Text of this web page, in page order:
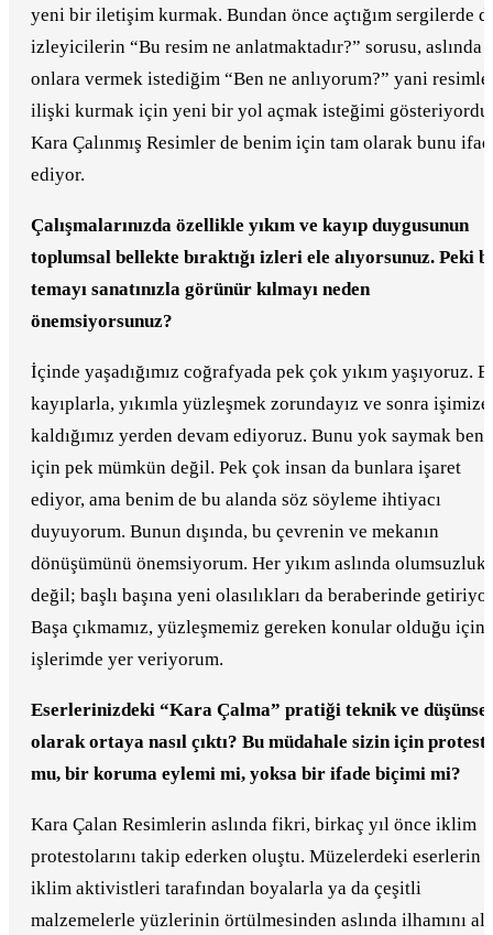
yeni bir iletişim kurmak. Bundan önce açtığım sergilerde
izleyicilerin “Bu resim ne anlatmaktadır?” sorusu, aslında
onlara vermek istediğim “Ben ne anlıyorum?” yani resimle
ilişki kurmak için yeni bir yol açmak isteğimi gösteriyordu.
Kara Çalınmış Resimler de benim için tam olarak bunu
ediyor.
Çalışmalarınızda özellikle yıkım ve kayıp duygusunun
toplumsal bellekte bıraktığı izleri ele alıyorsunuz. Peki
temayı sanatınızla görünür kılmayı neden
önemsiyorsunuz?
İçinde yaşadığımız coğrafyada pek çok yıkım yaşıyoruz.
kayıplarla, yıkımla yüzleşmek zorundayız ve sonra işimize
kaldığımız yerden devam ediyoruz. Bunu yok saymak
için pek mümkün değil. Pek çok insan da bunlara işaret
ediyor, ama benim de bu alanda söz söyleme ihtiyacı
duyuyorum. Bunun dışında, bu çevrenin ve mekanın
dönüşümünü önemsiyorum. Her yıkım aslında olumsuzluk
değil; başlı başına yeni olasılıkları da beraberinde
Başa çıkmamız, yüzleşmemiz gereken konular olduğu için
işlerimde yer veriyorum.
Eserlerinizdeki “Kara Çalma” pratiği teknik ve düşünsel
olarak ortaya nasıl çıktı? Bu müdahale sizin için
mu, bir koruma eylemi mi, yoksa bir ifade biçimi mi?
Kara Çalan Resimlerin aslında fikri, birkaç yıl önce iklim
protestolarını takip ederken oluştu. Müzelerdeki eserlerin
iklim aktivistleri tarafından boyalarla ya da çeşitli
malzemelerle yüzlerinin örtülmesinden aslında ilhamını